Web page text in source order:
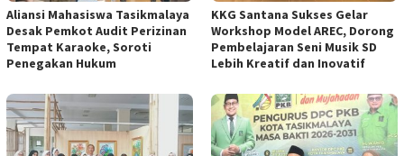
Aliansi Mahasiswa Tasikmalaya
Desak Pemkot Audit Perizinan
Tempat Karaoke, Soroti
Penegakan Hukum
KKG Santana Sukses Gelar
Workshop Model AREC, Dorong
Pembelajaran Seni Musik SD
Lebih Kreatif dan Inovatif